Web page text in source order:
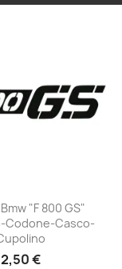
+23
"F 800 GS"
Codone-Casco-
2,50 €